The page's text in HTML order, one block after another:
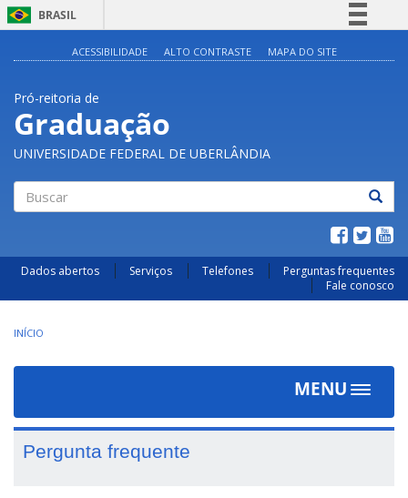
BRASIL
Legislação
Canais
ACESSIBILIDADE ALTO CONTRASTE MAPA DO SITE
Pró-reitoria de
Graduação
UNIVERSIDADE FEDERAL DE UBERLÂNDIA
Dados abertos Serviços Telefones
Perguntas frequentes
Fale conosco
INÍCIO
MENU
Toggle
Pergunta frequente